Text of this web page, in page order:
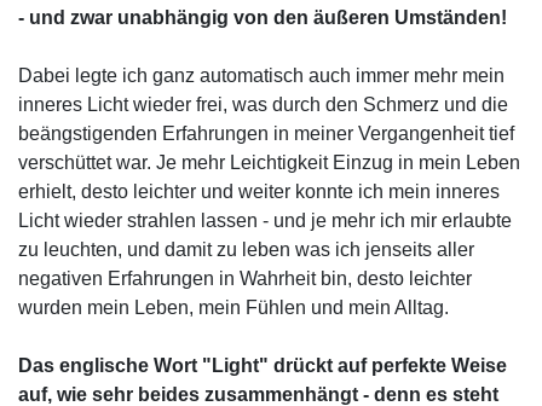
- und zwar unabhängig von den äußeren Umständen!
Dabei legte ich ganz automatisch auch immer mehr mein
inneres Licht wieder frei, was durch den Schmerz und die
beängstigenden Erfahrungen in meiner Vergangenheit tief
verschüttet war. Je mehr Leichtigkeit Einzug in mein Leben
erhielt, desto leichter und weiter konnte ich mein inneres
Licht wieder strahlen lassen - und je mehr ich mir erlaubte
zu leuchten, und damit zu leben was ich jenseits aller
negativen Erfahrungen in Wahrheit bin, desto leichter
wurden mein Leben, mein Fühlen und mein Alltag.
Das englische Wort "Light" drückt auf perfekte Weise
auf, wie sehr beides zusammenhängt - denn es steht